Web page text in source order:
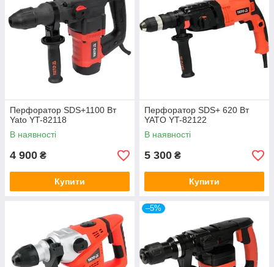
Перфоратор SDS+1100 Вт
Yato YT-82118
В наявності
4 900 ₴
Купити
Перфоратор SDS+ 620 Вт
YATO YT-82122
В наявності
5 300 ₴
Купити
–5%